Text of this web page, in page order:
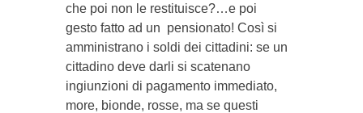
che poi non le restituisce?…e poi
gesto fatto ad un pensionato! Così si
amministrano i soldi dei cittadini: se un
cittadino deve darli si scatenano
ingiunzioni di pagamento immediato,
more, bionde, rosse, ma se questi